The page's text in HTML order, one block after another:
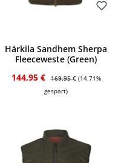
Härkila Sandhem Sherpa
Fleeceweste (Green)
Verkaufspreis:
144,95 € Regulärer Preis:
169,95 € (14.71%
gespart)